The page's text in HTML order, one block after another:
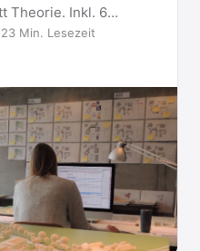
Theorie. Inkl. 6
Min. Lesezeit